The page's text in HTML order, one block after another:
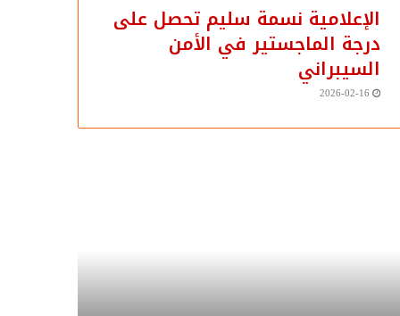
الإعلامية نسمة سليم تحصل على
درجة الماجستير في الأمن
السيبراني
2026-02-16